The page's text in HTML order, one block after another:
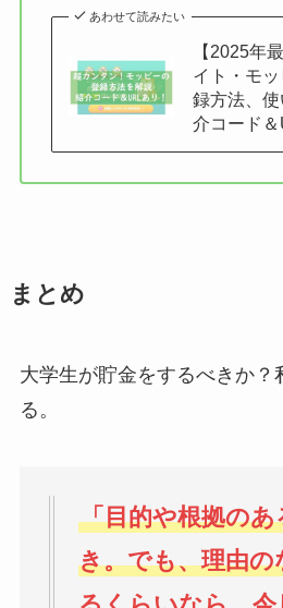
あわせて読みたい
【2025年
イト・モ
録方法、
介コード＆
まとめ
大学生が貯金をするべきか？
る。
「目的や根拠の
き。でも、理由の